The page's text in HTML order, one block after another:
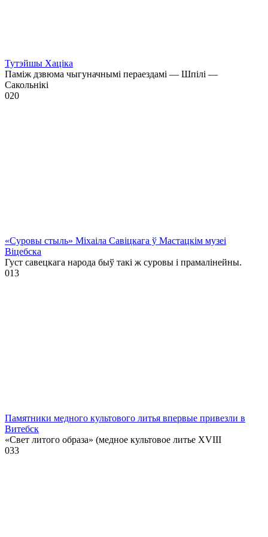
Тутэйшы Хаціка
Паміж дзвюма чыгуначнымі пераездамі — Шпілі —
Сакольнікі
020
«Суровы стыль» Міхаіла Савіцкага ў Мастацкім музеі
Віцебска
Густ савецкага народа быў такі ж суровы і прамалінейны.
013
Памятники медного культового литья впервые привезли в
Витебск
«Свет литого образа» (медное культовое литье XVIII
033